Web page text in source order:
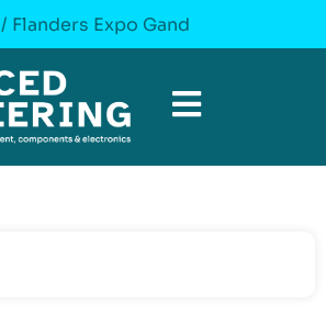
/ Flanders Expo Gand